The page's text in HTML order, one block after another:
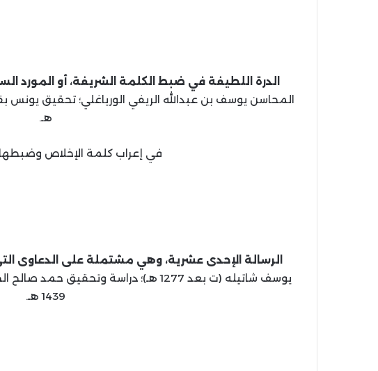
الدرة اللطيفة في ضبط الكلمة الشريفة، أو المورد
هـ.
في إعراب كلمة الإخلاص وضبطها
الرسالة الإحدى عشرية، وهي مشتملة على الدعاوى
يوسف شاتيله (ت بعد 1277 هـ)؛ دراسة
1439 هـ.